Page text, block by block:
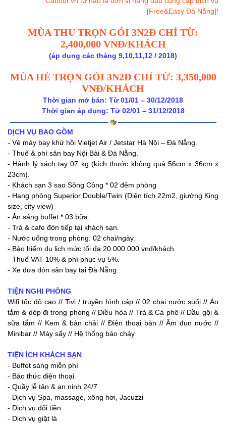
[Free&Easy Đà Nẵng]!
MÙA THU TRỌN GÓI 3N2Đ CHỈ TỪ:
2,400,000 VNĐ/KHÁCH
(áp dụng các tháng 9,10,11,12 / 2018)
MÙA HÈ TRỌN GÓI 3N2Đ CHỈ TỪ: 3,350,000
VNĐ/KHÁCH
Thời gian mở bán: Từ 01/01 – 30/12/2018
Thời gian áp dụng: Từ 02/01 – 31/12/2018
DỊCH VỤ BAO GỒM
- Vé máy bay khứ hồi Vietjet Air / Jetstar Hà Nội – Đà Nẵng.
- Thuế & phí sân bay Nội Bài & Đà Nẵng.
- Hành lý xách tay 07 kg (kích thước không quá 56cm x 36cm x
23cm).
- Khách sạn 3 sao Sông Công * 02 đêm phòng
- Hạng phòng Superior Double/Twin (Diện tích 22m2, giường King
size, city view)
- Ăn sáng buffet * 03 bữa.
- Trà & cafe đón tiếp tại khách sạn.
- Nước uống trong phòng: 02 chai/ngày.
- Bảo hiểm du lịch mức tối đa 20.000.000 vnđ/khách.
- Thuế VAT 10% & phí phục vụ 5%.
- Xe đưa đón sân bay tại Đà Nẵng
TIỆN NGHI PHÒNG
Wifi tốc độ cao // Tivi / truyền hình cáp // 02 chai nước suối // Áo
tắm & dép đi trong phòng // Điều hòa // Trà & Cà phê // Dầu gội &
sữa tắm // Kem & bàn chải // Điện thoại bàn // Ấm đun nước //
Minibar // Máy sấy // Hệ thống báo cháy
TIỆN ÍCH KHÁCH SẠN
- Buffet sáng miễn phí
- Báo thức điện thoại.
- Quầy lễ tân & an ninh 24/7
- Dịch vụ Spa, massage, xông hơi, Jacuzzi
- Dịch vụ đổi tiền
- Dịch vụ giặt là